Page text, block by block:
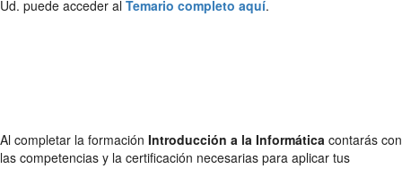
Ud. puede acceder al Temario completo aquí.
Al completar la formación Introducción a la Informática contarás con
las competencias y la certificación necesarias para aplicar tus